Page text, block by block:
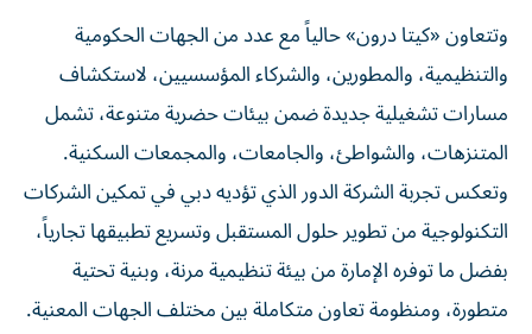
وتتعاون «كيتا درون» حالياً مع عدد من الجهات الحكومية
والتنظيمية، والمطورين، والشركاء المؤسسيين، لاستكشاف
مسارات تشغيلية جديدة ضمن بيئات حضرية متنوعة، تشمل
المتنزهات، والشواطئ، والجامعات، والمجمعات السكنية.
وتعكس تجربة الشركة الدور الذي تؤديه دبي في تمكين الشركات
التكنولوجية من تطوير حلول المستقبل وتسريع تطبيقها تجارياً،
بفضل ما توفره الإمارة من بيئة تنظيمية مرنة، وبنية تحتية
متطورة، ومنظومة تعاون متكاملة بين مختلف الجهات المعنية.